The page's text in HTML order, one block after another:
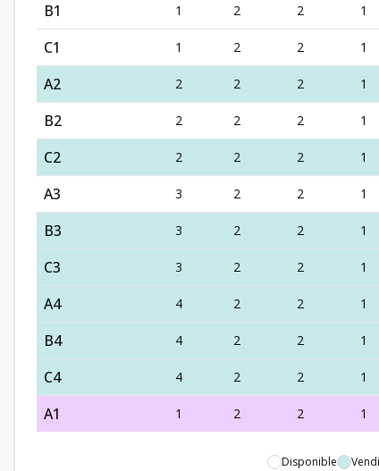
B1 1 2 2 1
C1 1 2 2 1
A2 2 2 2 1
B2 2 2 2 1
C2 2 2 2 1
A3 3 2 2 1
B3 3 2 2 1
C3 3 2 2 1
A4 4 2 2 1
B4 4 2 2 1
C4 4 2 2 1
A1 1 2 2 1
Disponible